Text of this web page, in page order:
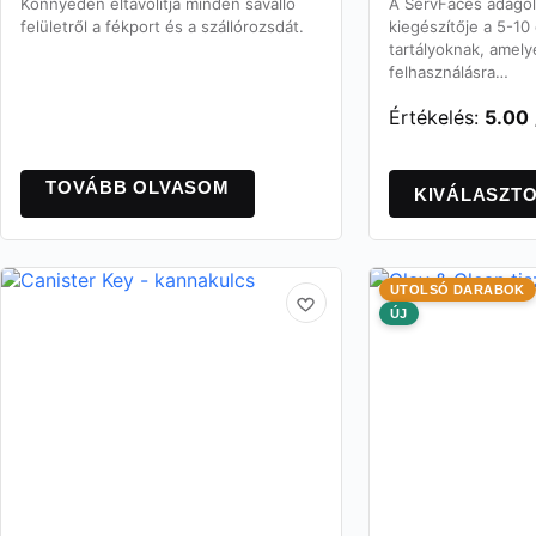
felületről a fékport és a szállórozsdát.
TOVÁBB OLVASOM
kiegészítője a 5-
tartályoknak,
felhasználásra…
Értékelés: 5.00
Ennek
terméknek
több
van.
A
változatok
UTOLSÓ DARABOK
ÚJ